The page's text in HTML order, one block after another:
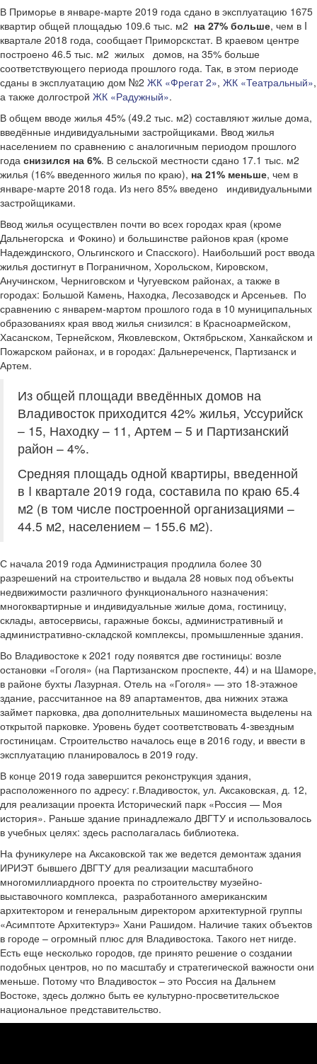
В Приморье в январе-марте 2019 года сдано в эксплуатацию 1675
квартир общей площадью 109.6 тыс. м2 на 27% больше, чем в I
квартале 2018 года, сообщает Приморскстат. В краевом центре
построено 46.5 тыс. м2 жилых домов, на 35% больше
соответствующего периода прошлого года. Так, в этом периоде
сданы в эксплуатацию дом №2 ЖК «Фрегат 2», ЖК «Театральный»,
а также долгострой ЖК «Радужный».
В общем вводе жилья 45% (49.2 тыс. м2) составляют жилые дома,
введённые индивидуальными застройщиками. Ввод жилья
населением по сравнению с аналогичным периодом прошлого
года снизился на 6%. В сельской местности сдано 17.1 тыс. м2
жилья (16% введенного жилья по краю), на 21% меньше, чем в
январе-марте 2018 года. Из него 85% введено индивидуальными
застройщиками.
Ввод жилья осуществлен почти во всех городах края (кроме
Дальнегорска и Фокино) и большинстве районов края (кроме
Надеждинского, Ольгинского и Спасского). Наиболь­ший рост ввода
жилья достигнут в Пограничном, Хорольском, Кировском,
Анучинском, Черниговском и Чугуевском районах, а также в
городах: Большой Камень, Находка, Лесозаводск и Арсеньев. По
сравнению с январем-мартом прошлого года в 10 муниципальных
образованиях края ввод жилья сни­зился: в Красноармейском,
Хасанском, Тернейском, Яковлевском, Октябрьском, Ханкайском и
Пожарском районах, и в городах: Дальнереченск, Партизанск и
Артем.
Из общей площади введённых домов на
Владивосток приходится 42% жилья, Уссурийск
– 15, Находку – 11, Артем – 5 и Партизанский
район – 4%.
Средняя площадь одной квартиры, введенной
в I квартале 2019 года, составила по краю 65.4
м2 (в том числе построенной организациями –
44.5 м2, населением – 155.6 м2).
С начала 2019 года Администрация продлила более 30
разрешений на строительство и выдала 28 новых под объекты
недвижимости различного функционального назначения:
многоквартирные и индивидуальные жилые дома, гостиницу,
склады, автосервисы, гаражные боксы, административный и
административно-складской комплексы, промышленные здания.
Во Владивостоке к 2021 году появятся две гостиницы: возле
остановки «Гоголя» (на Партизанском проспекте, 44) и на Шаморе,
в районе бухты Лазурная. Отель на «Гоголя» — это 18-этажное
здание, рассчитанное на 89 апартаментов, два нижних этажа
займет парковка, два дополнительных машиноместа выделены на
открытой парковке. Уровень будет соответствовать 4-звездным
гостиницам. Строительство началось еще в 2016 году, и ввести в
эксплуатацию планировалось в 2019 году.
В конце 2019 года завершится реконструкция здания,
расположенного по адресу: г.Владивосток, ул. Аксаковская, д. 12,
для реализации проекта Исторический парк «Россия — Моя
история». Раньше здание принадлежало ДВГТУ и использовалось
в учебных целях: здесь располагалась библиотека.
На фуникулере на Аксаковской так же ведется демонтаж здания
ИРИЭТ бывшего ДВГТУ для реализации масштабного
многомиллиардного проекта по строительству музейно-
выставочного комплекса, разработанного американским
архитектором и генеральным директором архитектурной группы
«Асимптоте Архитектурэ» Хани Рашидом. Наличие таких объектов
в городе – огромный плюс для Владивостока. Такого нет нигде.
Есть еще несколько городов, где принято решение о создании
подобных центров, но по масштабу и стратегической важности они
меньше. Потому что Владивосток – это Россия на Дальнем
Востоке, здесь должно быть ее культурно-просветительское
национальное представительство.